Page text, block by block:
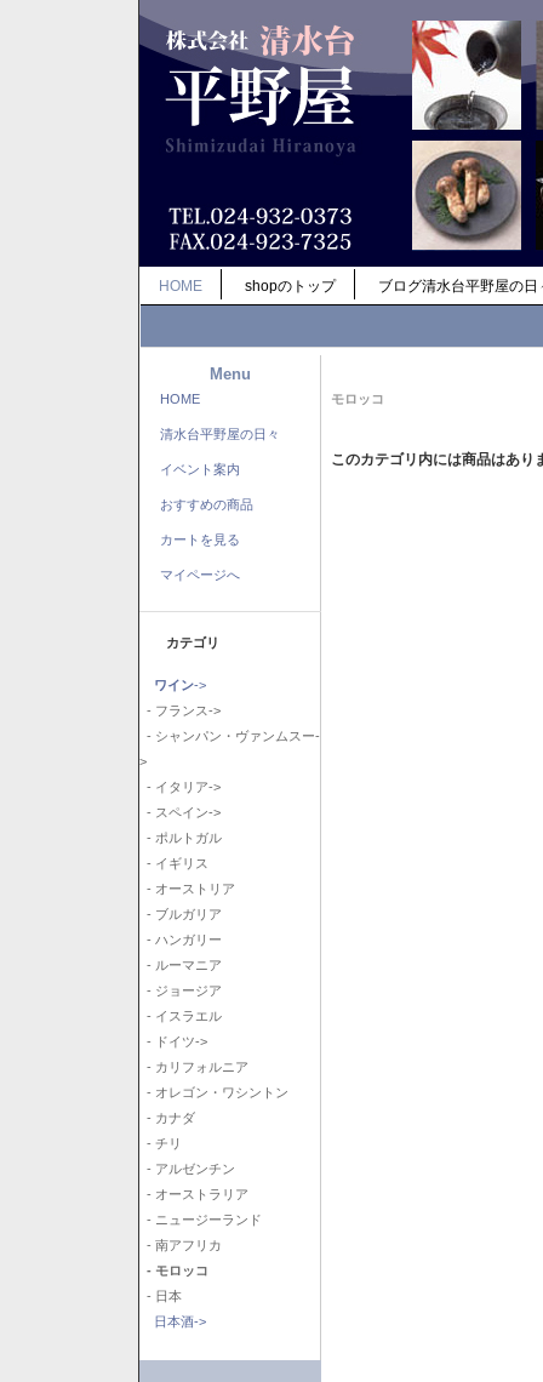
HOME shopのトップ ブログ清水台平野屋の日
Menu
HOME
清水台平野屋の日々
イベント案内
おすすめの商品
カートを見る
マイページへ
カテゴリ
ワイン->
- フランス->
- シャンパン・ヴァンムスー-
>
- イタリア->
- スペイン->
- ポルトガル
- イギリス
- オーストリア
- ブルガリア
- ハンガリー
- ルーマニア
- ジョージア
- イスラエル
- ドイツ->
- カリフォルニア
- オレゴン・ワシントン
- カナダ
- チリ
- アルゼンチン
- オーストラリア
- ニュージーランド
- 南アフリカ
- モロッコ
- 日本
日本酒->
モロッコ
このカテゴリ内には商品はあり